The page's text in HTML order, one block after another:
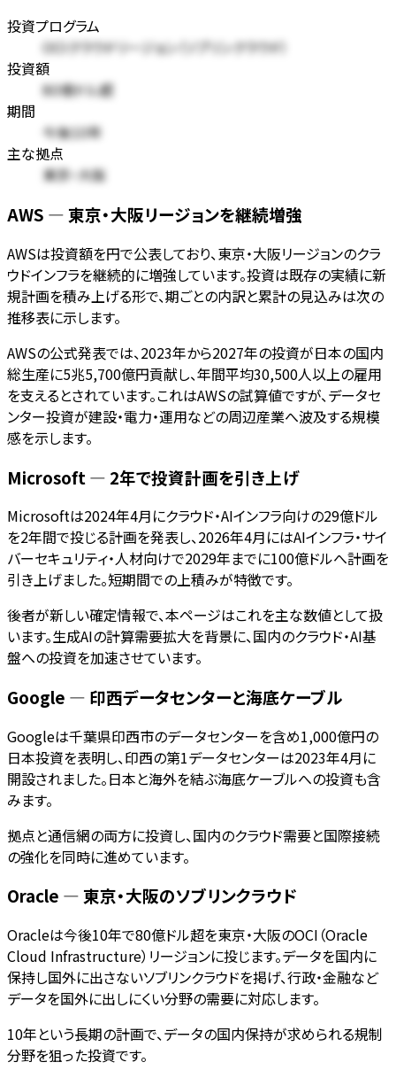
投資プログラム
OCIクラウドリージョン（ソブリンクラウド）
投資額
80億ドル超
期間
今後10年
主な拠点
東京・大阪
AWS — 東京・大阪リージョンを継続増強
AWSは投資額を円で公表しており、東京・大阪リージョンのクラ
ウドインフラを継続的に増強しています。投資は既存の実績に新
規計画を積み上げる形で、期ごとの内訳と累計の見込みは次の
推移表に示します。
AWSの公式発表では、2023年から2027年の投資が日本の国内
総生産に5兆5,700億円貢献し、年間平均30,500人以上の雇用
を支えるとされています。これはAWSの試算値ですが、データセ
ンター投資が建設・電力・運用などの周辺産業へ波及する規模
感を示します。
Microsoft — 2年で投資計画を引き上げ
Microsoftは2024年4月にクラウド・AIインフラ向けの29億ドル
を2年間で投じる計画を発表し、2026年4月にはAIインフラ・サイ
バーセキュリティ・人材向けで2029年までに100億ドルへ計画を
引き上げました。短期間での上積みが特徴です。
後者が新しい確定情報で、本ページはこれを主な数値として扱
います。生成AIの計算需要拡大を背景に、国内のクラウド・AI基
盤への投資を加速させています。
Google — 印西データセンターと海底ケーブル
Googleは千葉県印西市のデータセンターを含め1,000億円の
日本投資を表明し、印西の第1データセンターは2023年4月に
開設されました。日本と海外を結ぶ海底ケーブルへの投資も含
みます。
拠点と通信網の両方に投資し、国内のクラウド需要と国際接続
の強化を同時に進めています。
Oracle — 東京・大阪のソブリンクラウド
Oracleは今後10年で80億ドル超を東京・大阪のOCI（Oracle
Cloud Infrastructure）リージョンに投じます。データを国内に
保持し国外に出さないソブリンクラウドを掲げ、行政・金融など
データを国外に出しにくい分野の需要に対応します。
10年という長期の計画で、データの国内保持が求められる規制
分野を狙った投資です。